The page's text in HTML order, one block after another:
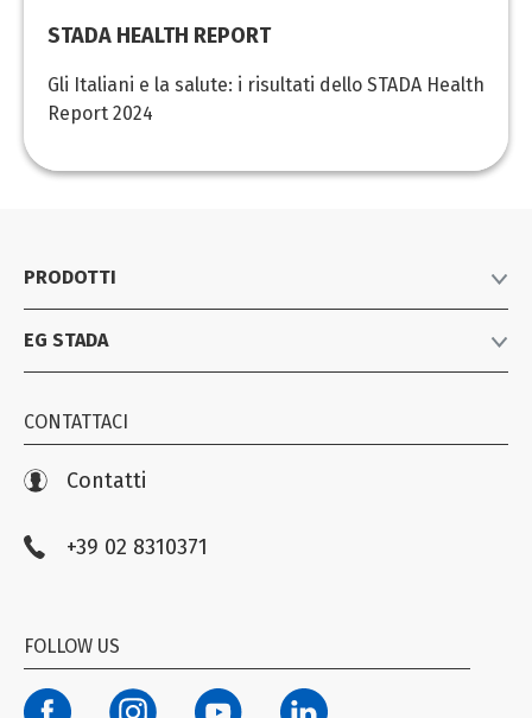
STADA HEALTH REPORT
Gli Italiani e la salute: i risultati dello STADA Health
Report 2024
PRODOTTI
Listino prodotti
Consumer Healthcare
Biosimilari e specialistici
EG STADA
News
Iniziative
Compliance EG STADA
Modello organizzativo ex D. Lgs. n. 231/01
Termini di Utilizzo Facebook e Instagram
CONTATTACI
Contatti
+39 02 8310371
FOLLOW US